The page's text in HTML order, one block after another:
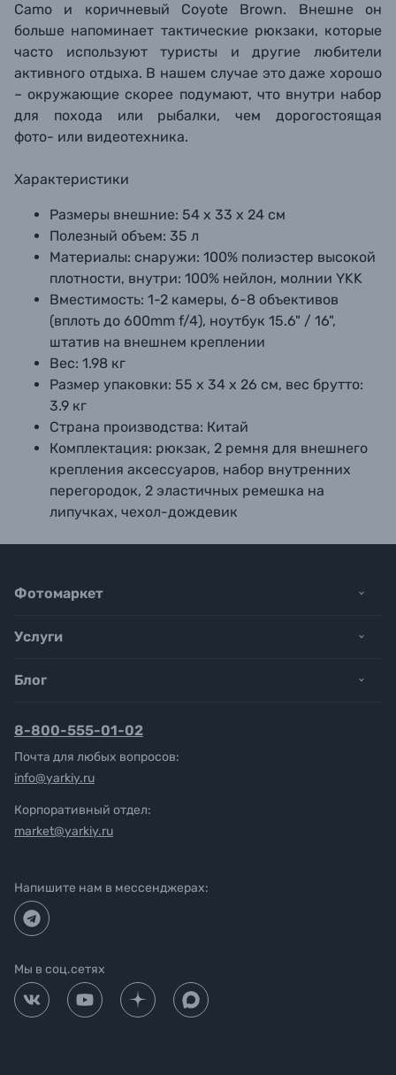
Camo и коричневый Coyote Brown. Внешне он
больше напоминает тактические рюкзаки, которые
часто используют туристы и другие любители
активного отдыха. В нашем случае это даже хорошо
– окружающие скорее подумают, что внутри набор
для похода или рыбалки, чем дорогостоящая
фото- или видеотехника.
Характеристики
Размеры внешние: 54 х 33 х 24 см
Полезный объем: 35 л
Материалы: снаружи: 100% полиэстер высокой
плотности, внутри: 100% нейлон, молнии YKK
Вместимость: 1-2 камеры, 6-8 объективов
(вплоть до 600mm f/4), ноутбук 15.6" / 16",
штатив на внешнем креплении
Вес: 1.98 кг
Размер упаковки: 55 х 34 х 26 см, вес брутто:
3.9 кг
Страна производства: Китай
Комплектация: рюкзак, 2 ремня для внешнего
крепления аксессуаров, набор внутренних
перегородок, 2 эластичных ремешка на
липучках, чехол-дождевик
Фотомаркет
Услуги
Блог
8-800-555-01-02
Почта для любых вопросов:
info@yarkiy.ru
Корпоративный отдел:
market@yarkiy.ru
Напишите нам в мессенджерах:
Мы в соц.сетях